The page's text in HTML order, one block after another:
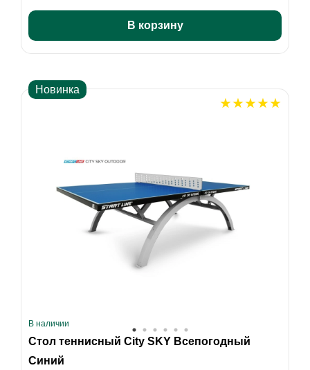
В корзину
Новинка
В наличии
Стол теннисный City SKY Всепогодный
Синий